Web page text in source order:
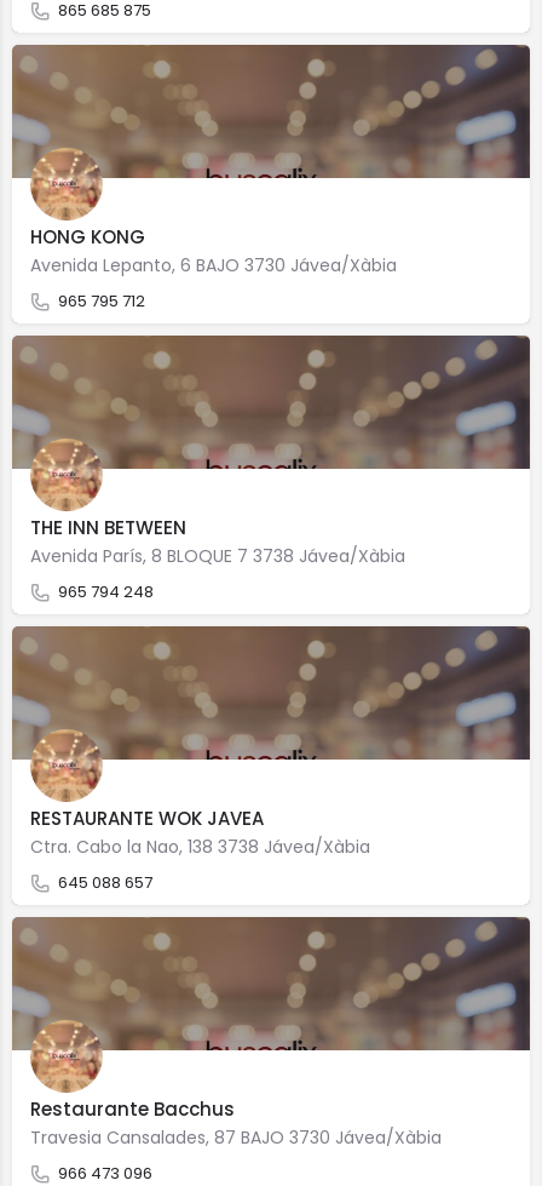
865 685 875
HONG KONG
Avenida Lepanto, 6 BAJO 3730 Jávea/Xàbia
965 795 712
THE INN BETWEEN
Avenida París, 8 BLOQUE 7 3738 Jávea/Xàbia
965 794 248
RESTAURANTE WOK JAVEA
Ctra. Cabo la Nao, 138 3738 Jávea/Xàbia
645 088 657
Restaurante Bacchus
Travesia Cansalades, 87 BAJO 3730 Jávea/Xàbia
966 473 096